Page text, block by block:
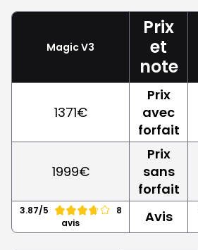
Magic V3
Prix
et
note
1371€
Prix
avec
forfait
1999€
Prix
sans
forfait
3.87/5
8
avis
Avis